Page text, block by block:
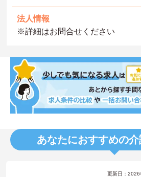
法人情報
※詳細はお問合せください
あなたにおすすめの
更新日：